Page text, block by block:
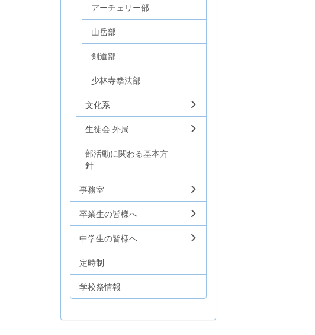
アーチェリー部
山岳部
剣道部
少林寺拳法部
文化系
生徒会 外局
部活動に関わる基本方
針
事務室
卒業生の皆様へ
中学生の皆様へ
定時制
学校祭情報